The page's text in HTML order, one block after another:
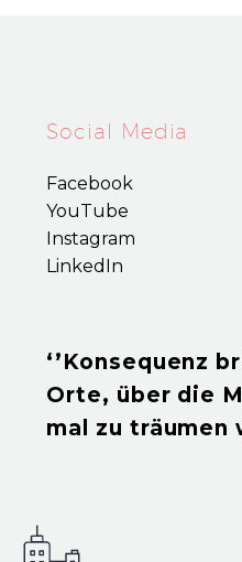
Social Media
Facebook
YouTube
Instagram
LinkedIn
‘’Konsequenz
Orte, über die
mal zu träumen